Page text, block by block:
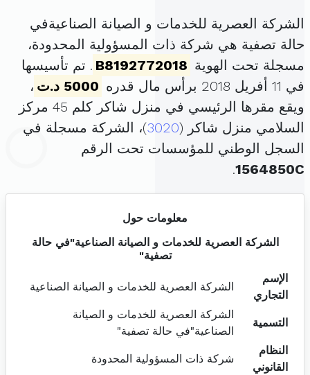
الشركة العصرية للخدمات و الصيانة الصناعيةفي
حالة تصفية هي شركة ذات المسؤولية المحدودة،
مسجلة تحت الهوية B8192772018 . تم تأسيسها
في 11 أفريل 2018 برأس مال قدره
5000 د.ت
،
ويقع مقرها الرئيسي في منزل شاكر كلم 45 مركز
السلامي منزل شاكر (3020)، الشركة مسجلة في
السجل الوطني للمؤسسات تحت الرقم
1564850C
.
معلومات حول
الشركة العصرية للخدمات و الصيانة الصناعية"في حالة
تصفية"
الإسم
التجاري
الشركة العصرية للخدمات و الصيانة الصناعية
التسمية
الشركة العصرية للخدمات و الصيانة
الصناعية"في حالة تصفية"
النظام
القانوني
شركة ذات المسؤولية المحدودة